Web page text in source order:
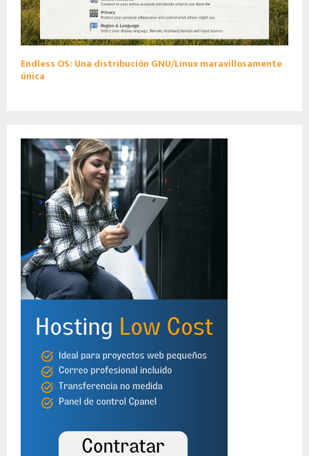
Endless OS: Una distribución GNU/Linux maravillosamente
única